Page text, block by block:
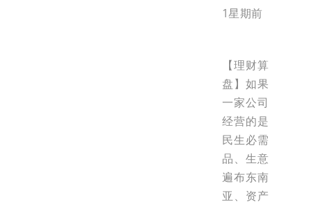
1星期前
【理财算
盘】如果
一家公司
经营的是
民生必需
品、生意
遍布东南
亚、资产